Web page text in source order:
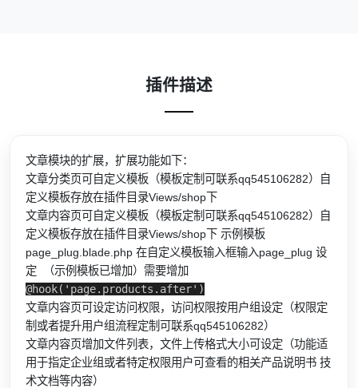
插件描述
文章模块的扩展，扩展功能如下：
文章分类页可自定义模板（模板定制可联系qq545106282）自
定义模板存放在插件目录Views/shop下
文章内容页可自定义模板（模板定制可联系qq545106282）自
定义模板存放在插件目录Views/shop下 示例模板
page_plug.blade.php 在自定义模板输入框输入page_plug 设
定 （示例模板已增加）需要增加
@hook('page.products.after')
文章内容页可设定访问权限，访问权限按用户组设定（权限定
制或者提升用户组流程定制可联系qq545106282）
文章内容页增加文件列表，文件上传格式大小可设定（功能适
用于指定企业组或者特定权限用户可查看的相关产品说明书 技
术文档等内容）